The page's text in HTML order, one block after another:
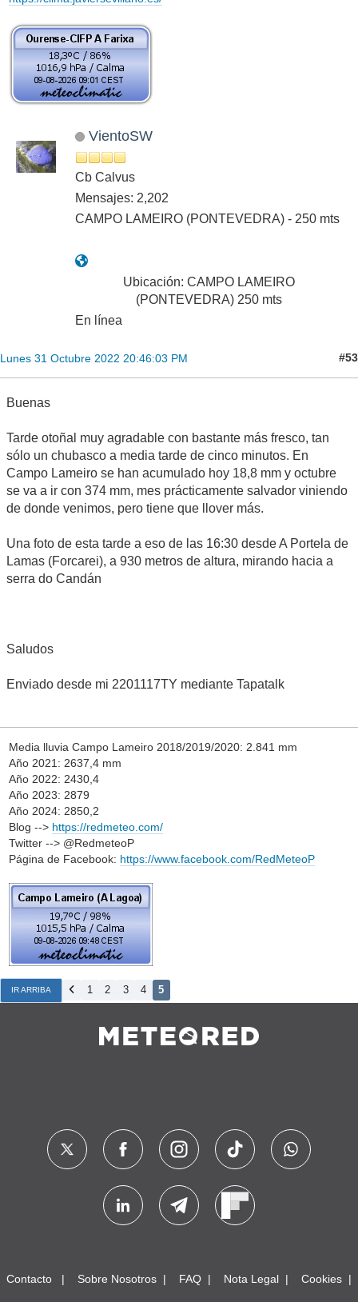
VientoSW
Cb Calvus
Mensajes: 2,202
CAMPO LAMEIRO (PONTEVEDRA) - 250 mts
Ubicación: CAMPO LAMEIRO
(PONTEVEDRA) 250 mts
En línea
Lunes 31 Octubre 2022 20:46:03 PM #53
Buenas
Tarde otoñal muy agradable con bastante más fresco, tan
sólo un chubasco a media tarde de cinco minutos. En
Campo Lameiro se han acumulado hoy 18,8 mm y octubre
se va a ir con 374 mm, mes prácticamente salvador viniendo
de donde venimos, pero tiene que llover más.
Una foto de esta tarde a eso de las 16:30 desde A Portela de
Lamas (Forcarei), a 930 metros de altura, mirando hacia a
serra do Candán
Saludos
Enviado desde mi 2201117TY mediante Tapatalk
Media lluvia Campo Lameiro 2018/2019/2020: 2.841 mm
Año 2021: 2637,4 mm
Año 2022: 2430,4
Año 2023: 2879
Año 2024: 2850,2
Blog --> https://redmeteo.com/
Twitter --> @RedmeteoP
Página de Facebook: https://www.facebook.com/RedMeteoP
IR ARRIBA 1 2 3 4 5
Contacto Sobre Nosotros FAQ Nota Legal Cookies